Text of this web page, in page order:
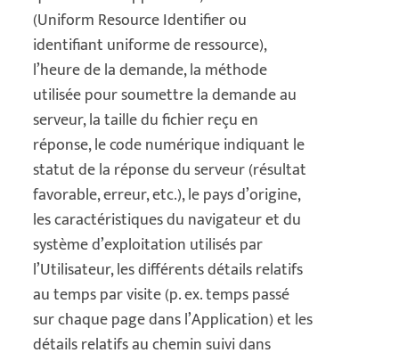
(Uniform Resource Identifier ou
identifiant uniforme de ressource),
l’heure de la demande, la méthode
utilisée pour soumettre la demande au
serveur, la taille du fichier reçu en
réponse, le code numérique indiquant le
statut de la réponse du serveur (résultat
favorable, erreur, etc.), le pays d’origine,
les caractéristiques du navigateur et du
système d’exploitation utilisés par
l’Utilisateur, les différents détails relatifs
au temps par visite (p. ex. temps passé
sur chaque page dans l’Application) et les
détails relatifs au chemin suivi dans